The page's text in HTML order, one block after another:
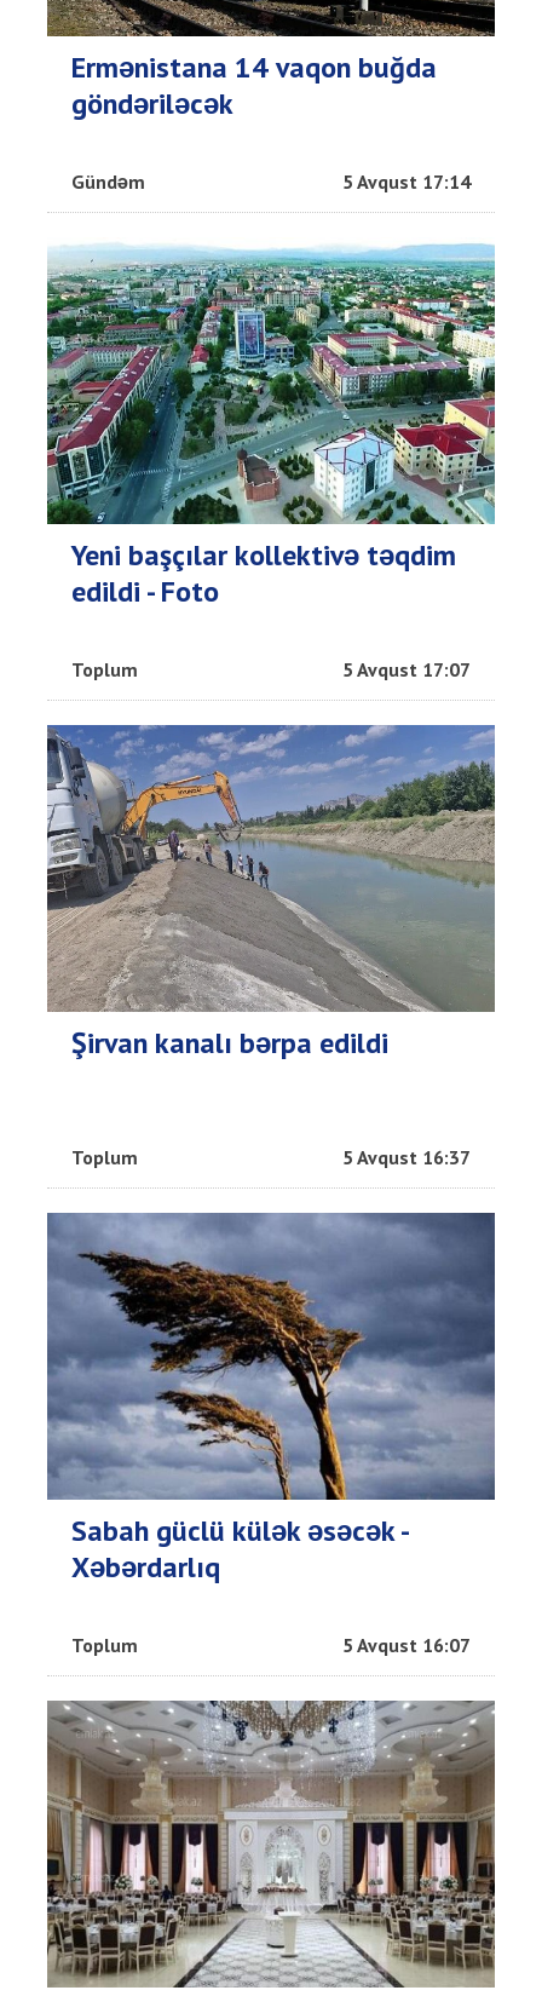
Ermənistana 14 vaqon buğda
göndəriləcək
Gündəm 5 Avqust 17:14
Yeni başçılar kollektivə təqdim
edildi - Foto
Toplum 5 Avqust 17:07
Şirvan kanalı bərpa edildi
Toplum 5 Avqust 16:37
Sabah güclü külək əsəcək -
Xəbərdarlıq
Toplum 5 Avqust 16:07